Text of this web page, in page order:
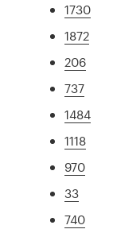
1730
1872
206
737
1484
1118
970
33
740